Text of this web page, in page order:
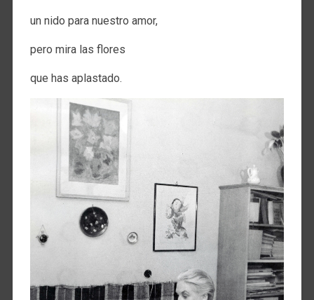
un nido para nuestro amor,
pero mira las flores
que has aplastado.